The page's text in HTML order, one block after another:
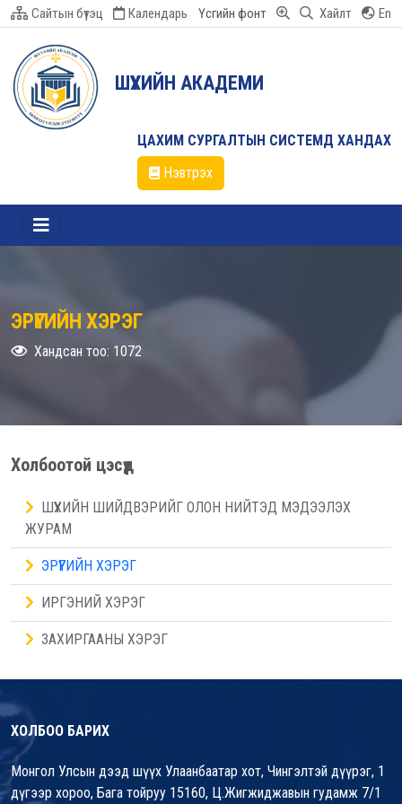
Сайтын бүтэц Календарь Үсгийн фонт Хайлт En
ШҮҮХИЙН АКАДЕМИ
ЦАХИМ СУРГАЛТЫН СИСТЕМД ХАНДАХ
Нэвтрэх
ЭРҮҮГИЙН ХЭРЭГ
Хандсан тоо: 1072
Холбоотой цэсүүд
ШҮҮХИЙН ШИЙДВЭРИЙГ ОЛОН НИЙТЭД МЭДЭЭЛЭХ
ЖУРАМ
ЭРҮҮГИЙН ХЭРЭГ
ИРГЭНИЙ ХЭРЭГ
ЗАХИРГААНЫ ХЭРЭГ
ХОЛБОО БАРИХ
Монгол Улсын дээд шүүх Улаанбаатар хот, Чингэлтэй дүүрэг, 1
дүгээр хороо, Бага тойруу 15160, Ц.Жигжиджавын гудамж 7/1